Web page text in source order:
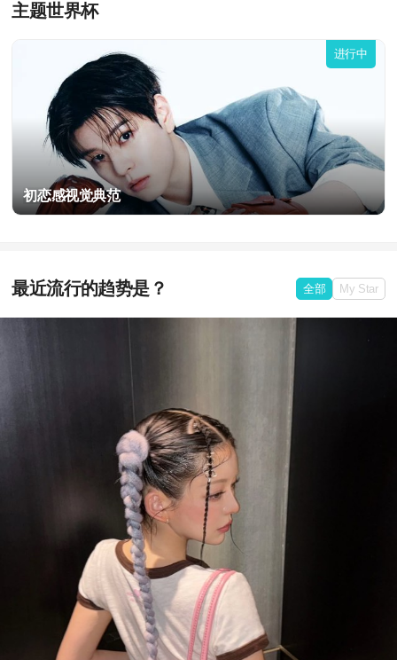
主题世界杯
初恋感视觉典范
进行中
最近流行的趋势是？ 全部 My Star